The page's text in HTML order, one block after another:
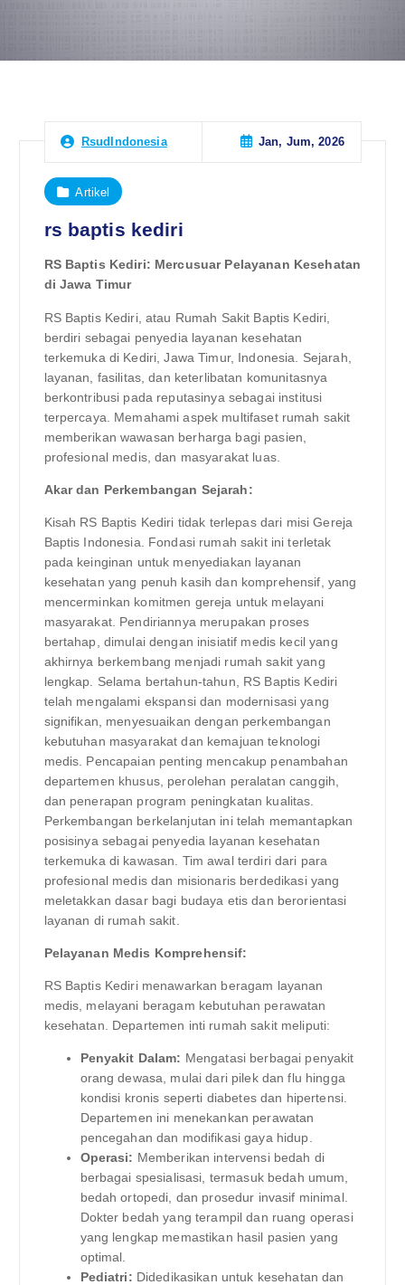
RsudIndonesia Jan, Jum, 2026
Artikel
rs baptis kediri
RS Baptis Kediri: Mercusuar Pelayanan Kesehatan
di Jawa Timur
RS Baptis Kediri, atau Rumah Sakit Baptis Kediri,
berdiri sebagai penyedia layanan kesehatan
terkemuka di Kediri, Jawa Timur, Indonesia. Sejarah,
layanan, fasilitas, dan keterlibatan komunitasnya
berkontribusi pada reputasinya sebagai institusi
terpercaya. Memahami aspek multifaset rumah sakit
memberikan wawasan berharga bagi pasien,
profesional medis, dan masyarakat luas.
Akar dan Perkembangan Sejarah:
Kisah RS Baptis Kediri tidak terlepas dari misi Gereja
Baptis Indonesia. Fondasi rumah sakit ini terletak
pada keinginan untuk menyediakan layanan
kesehatan yang penuh kasih dan komprehensif, yang
mencerminkan komitmen gereja untuk melayani
masyarakat. Pendiriannya merupakan proses
bertahap, dimulai dengan inisiatif medis kecil yang
akhirnya berkembang menjadi rumah sakit yang
lengkap. Selama bertahun-tahun, RS Baptis Kediri
telah mengalami ekspansi dan modernisasi yang
signifikan, menyesuaikan dengan perkembangan
kebutuhan masyarakat dan kemajuan teknologi
medis. Pencapaian penting mencakup penambahan
departemen khusus, perolehan peralatan canggih,
dan penerapan program peningkatan kualitas.
Perkembangan berkelanjutan ini telah memantapkan
posisinya sebagai penyedia layanan kesehatan
terkemuka di kawasan. Tim awal terdiri dari para
profesional medis dan misionaris berdedikasi yang
meletakkan dasar bagi budaya etis dan berorientasi
layanan di rumah sakit.
Pelayanan Medis Komprehensif:
RS Baptis Kediri menawarkan beragam layanan
medis, melayani beragam kebutuhan perawatan
kesehatan. Departemen inti rumah sakit meliputi:
Penyakit Dalam: Mengatasi berbagai penyakit
orang dewasa, mulai dari pilek dan flu hingga
kondisi kronis seperti diabetes dan hipertensi.
Departemen ini menekankan perawatan
pencegahan dan modifikasi gaya hidup.
Operasi: Memberikan intervensi bedah di
berbagai spesialisasi, termasuk bedah umum,
bedah ortopedi, dan prosedur invasif minimal.
Dokter bedah yang terampil dan ruang operasi
yang lengkap memastikan hasil pasien yang
optimal.
Pediatri: Didedikasikan untuk kesehatan dan